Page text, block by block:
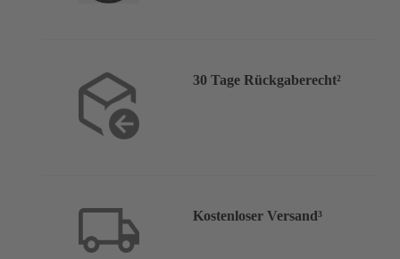
30 Tage Rückgaberecht²
Kostenloser Versand³